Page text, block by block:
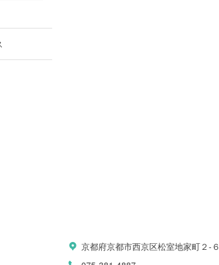
京都府京都市西京区松室地家町２-６